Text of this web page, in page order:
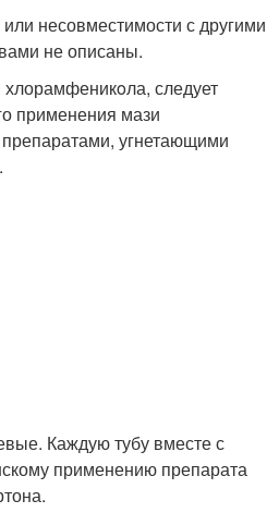
несовместимости с другими
не описаны.
следует
применения мази
угнетающими
Каждую тубу вместе с
применению препарата